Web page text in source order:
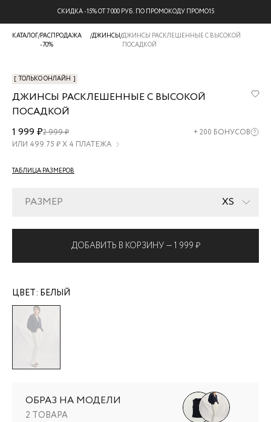
БЕСПЛАТНАЯ ДОСТАВКА НА ВСЕ ЗАКАЗЫ
КАТАЛОГ/РАСПРОДАЖА
-70%
/ДЖИНСЫ/ДЖИНСЫ РАСКЛЕШЕННЫЕ С ВЫСОКОЙ
ПОСАДКОЙ
[ ТОЛЬКО ОНЛАЙН ]
ДЖИНСЫ РАСКЛЕШЕННЫЕ С ВЫСОКОЙ
ПОСАДКОЙ
ZR2607092311-
1
1 999 ₽2 999 ₽ +200 БОНУСОВ
ИЛИ 499.75 ₽ Х 4 ПЛАТЕЖА
ТАБЛИЦА РАЗМЕРОВ
РАЗМЕР XS
ДОБАВИТЬ В КОРЗИНУ — 1 999 ₽
ЦВЕТ: БЕЛЫЙ
ОБРАЗ НА МОДЕЛИ
2 ТОВАРА